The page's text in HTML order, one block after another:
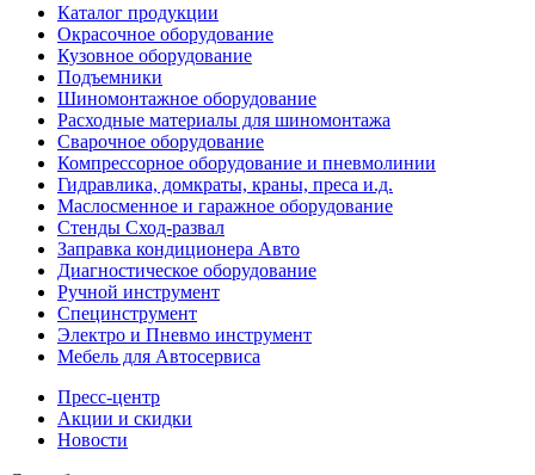
Каталог продукции
Окрасочное оборудование
Кузовное оборудование
Подъемники
Шиномонтажное оборудование
Расходные материалы для шиномонтажа
Сварочное оборудование
Компрессорное оборудование и пневмолинии
Гидравлика, домкраты, краны, преса и.д.
Маслосменное и гаражное оборудование
Стенды Сход-развал
Заправка кондиционера Авто
Диагностическое оборудование
Ручной инструмент
Специнструмент
Электро и Пневмо инструмент
Мебель для Автосервиса
Пресс-центр
Акции и скидки
Новости